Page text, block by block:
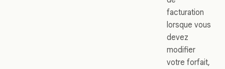
facturation
lorsque vous
devez
modifier
votre forfait,